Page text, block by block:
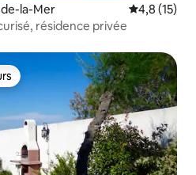
la-Mer Évaluation
4,8 (15)
résidence privée
les plus appréciés